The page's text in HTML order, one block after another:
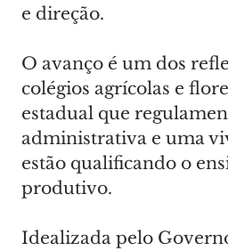
e direção.
O avanço é um dos
colégios agrícolas e
estadual que
administrativa e uma
estão qualificando o
produtivo.
Idealizada pelo